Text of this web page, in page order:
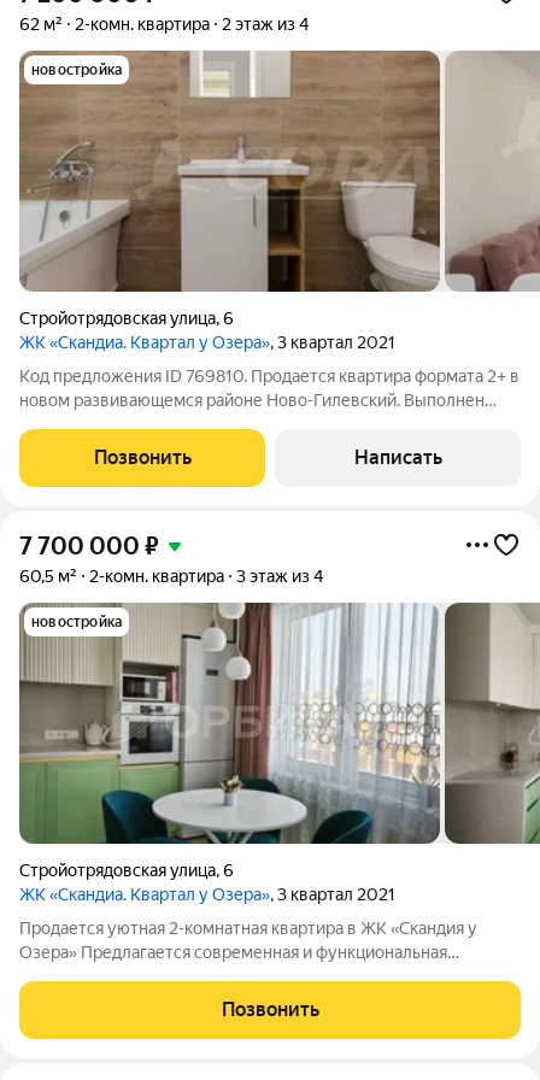
62 м² 2-комн. квартира 2 этаж из 4
новостройка
Стройотрядовская улица,6
ЖК «Скандиа. Квартал у Озера», 3 квартал 2021
Код предложения ID 769810. Продается квартира формата 2+ в
новом развивающемся районе Ново-Гилевский. Выполнен
напольное покрытие - ламинат, натяжные потолки с
точечными светильниками,
Позвонить Написать
7 700 000 ₽
60,5 м² 2-комн. квартира 3 этаж из 4
новостройка
Стройотрядовская улица,6
ЖК «Скандиа. Квартал у Озера», 3 квартал 2021
Продается уютная 2-комнатная квартира в ЖК «Скандия у
Озера» Предлагается современная и функциональная
перспективных районов Тюмени.Планировка: просторная
кухня-гостиная для комфортного отдыха и встреч с
Позвонить